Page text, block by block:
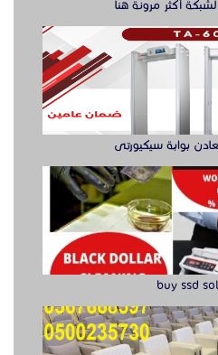
buy ssd
الجودة للمعارض
ريجي